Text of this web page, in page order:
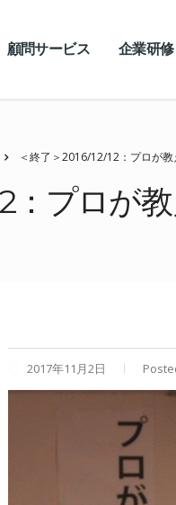
顧問サービス 企業研修
＜終了＞2016/12/12：プロが
：プロが
2017年11月2日